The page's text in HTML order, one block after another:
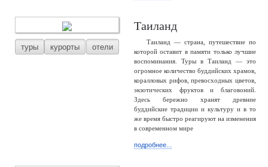
туры курорты отели
Таиланд
Таиланд — страна, путешествие по
которой оставит в памяти только лучшие
воспоминания. Туры в Таиланд — это
огромное количество буддийских храмов,
коралловых рифов, превосходных цветов,
экзотических фруктов и благовоний.
Здесь бережно хранят древние
буддийские традиции и культуру и в то
же время быстро реагируют на изменения
в современном мире
подробнее...